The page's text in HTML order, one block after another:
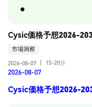
Cysic価格予想2026-
市場洞察
2026-08-07
15-20分
2026-08-07
Cysic価格予想2026-